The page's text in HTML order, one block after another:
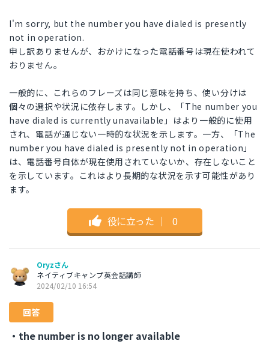
I'm sorry, but the number you have dialed is presently
not in operation.
申し訳ありませんが、おかけになった電話番号は現在使われて
おりません。
一般的に、これらのフレーズは同じ意味を持ち、使い分けは
個々の選択や状況に依存します。しかし、「The number you
have dialed is currently unavailable」はより一般的に使用
され、電話が通じない一時的な状況を示します。一方、「The
number you have dialed is presently not in operation」
は、電話番号自体が現在使用されていないか、存在しないこと
を示しています。これはより長期的な状況を示す可能性があり
ます。
役に立った ｜ 0
Oryzさん
ネイティブキャンプ英会話講師
2024/02/10 16:54
回答
・the number is no longer available